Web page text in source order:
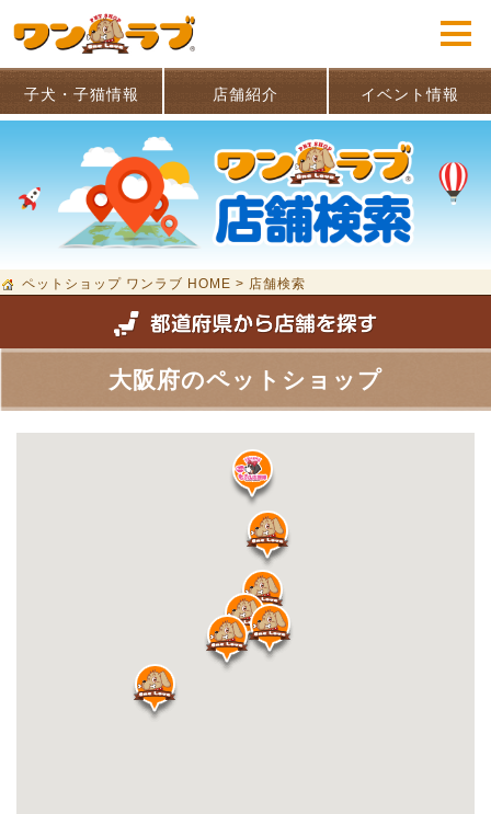
子犬・子猫情報 店舗紹介 イベント情報
ペットショップ ワンラブ HOME > 店舗検索
大阪府のペットショップ